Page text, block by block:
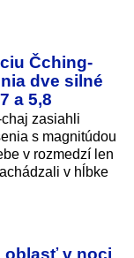
Čching-
dve silné
a 5,8
zasiahli
s magnitúdou
v rozmedzí len
v hĺbke
oblasť v noci